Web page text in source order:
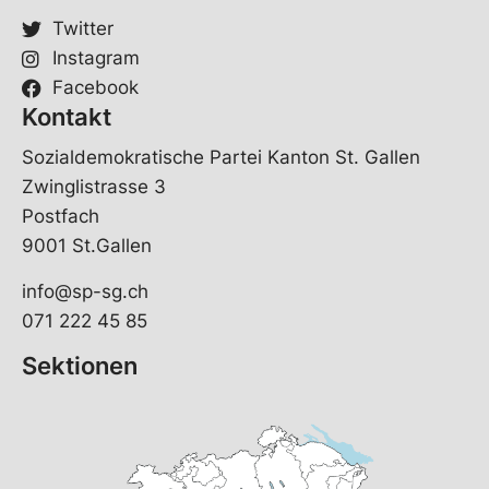
Twitter
Instagram
Facebook
Kontakt
Sozialdemokratische Partei Kanton St. Gallen
Zwinglistrasse 3
Postfach
9001 St.Gallen
info@sp-sg.ch
071 222 45 85
Sektionen